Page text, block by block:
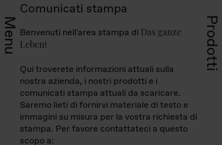
Menu Prodotti
Comunicati stampa
Benvenuti nell'area stampa di Das ganze
Leben!
Qui troverete informazioni attuali sulla
nostra azienda, i nostri prodotti e i
comunicati stampa attuali da scaricare.
Saremo lieti di fornirvi materiale di testo e
immagini su misura per la vostra richiesta di
stampa. Per favore contattateci a questo
scopo a: